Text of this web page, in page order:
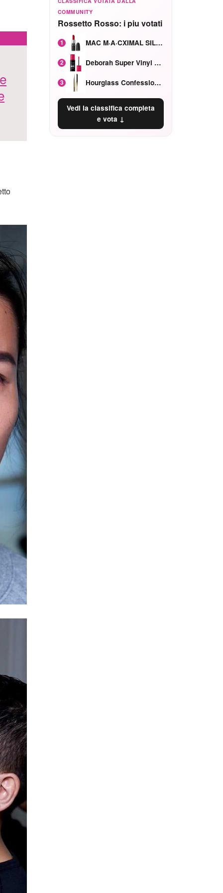
COMMUNITY
Rossetto Rosso: i piu votati
1 MAC M·A·CXIMAL SILKY MATTE Red Rock mat
2 Deborah Super Vinyl Shake Rosa Ciliegia
3 Hourglass Confession Ricaricabile Ultra Preciso Ad Alta Intensità Secretly Classic Red
Vedi la classifica completa
e vota ↓